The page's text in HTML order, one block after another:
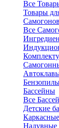
Все
Товары
Все
Бассейны
Все
Детские
Надувные